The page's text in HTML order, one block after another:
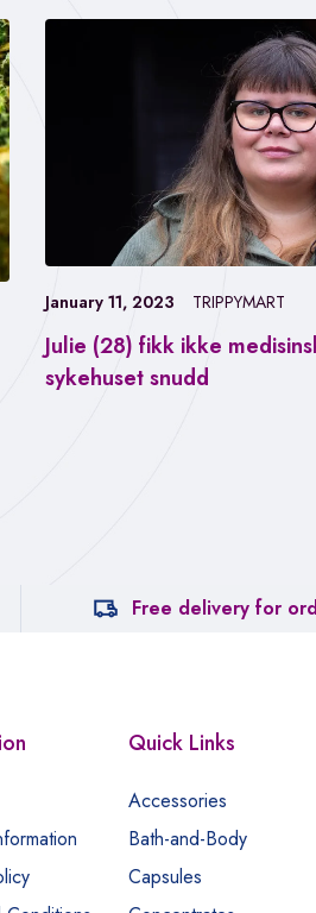
Julie (28) fikk ikke
sykehuset snudd
January 11, 2023 TRIPPYMART
Free delivery for
Quick Links
Accessories
Bath-and-Body
Capsules